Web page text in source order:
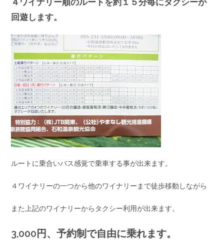
４ワイナリー順のルートを約１５分毎にタクシーが
回遊します。
ルートに乗合いバス感覚で乗車する事が出来ます。
４ワイナリーの一つから他のワイナリーまで徒歩移動しながら
また上記のワイナリーからタクシー利用が出来ます。
3,000円、予約制で自由に乗れます。